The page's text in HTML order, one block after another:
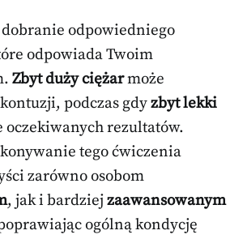
odpowiedniego
odpowiada Twoim
Zbyt duży ciężarmoże
podczas gdyzbyt lekki
rezultatów.
tego ćwiczenia
zarówno osobom
, jak i bardziejzaawansowanym
ogólną kondycję